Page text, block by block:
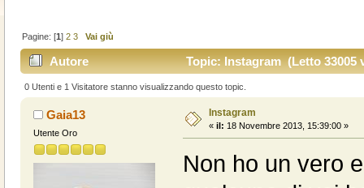
Pagine: [1]2 3 Vai giù
Autore Topic: Instagram (Letto 33005
0 Utenti e 1 Visitatore stanno visualizzando questo topic.
Gaia13
Utente Oro
Instagram
« il: 18 Novembre 2013, 15:39:00 »
Non ho un vero